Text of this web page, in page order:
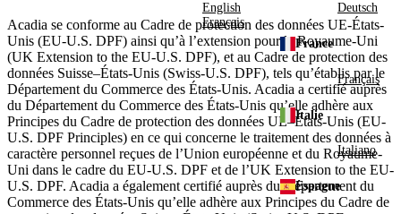
English
Français
Deutsch
France
Français
Italie
Italiano
Espagne
Acadia se conforme au Cadre de protection des données UE-États-
Unis (EU-U.S. DPF) ainsi qu’à l’extension pour le Royaume-Uni
(UK Extension to the EU-U.S. DPF), et au Cadre de protection des
données Suisse–États-Unis (Swiss-U.S. DPF), tels qu’établis par le
Département du Commerce des États-Unis. Acadia a certifié auprès
du Département du Commerce des États-Unis qu’elle adhère aux
Principes du Cadre de protection des données UE–États-Unis (EU-
U.S. DPF Principles) en ce qui concerne le traitement des données à
caractère personnel reçues de l’Union européenne et du Royaume-
Uni dans le cadre du EU-U.S. DPF et de l’UK Extension to the EU-
U.S. DPF. Acadia a également certifié auprès du Département du
Commerce des États-Unis qu’elle adhère aux Principes du Cadre de